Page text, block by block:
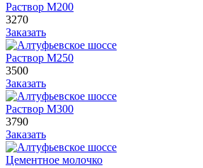
Раствор М200
3270
Заказать
Раствор М250
3500
Заказать
Раствор М300
3790
Заказать
Цементное молочко